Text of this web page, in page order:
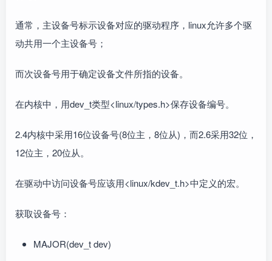
通常，主设备号标示设备对应的驱动程序，linux允许多个驱
动共用一个主设备号；
而次设备号用于确定设备文件所指的设备。
在内核中，用dev_t类型<linux/types.h>保存设备编号。
2.4内核中采用16位设备号(8位主，8位从)，而2.6采用32位，
12位主，20位从。
在驱动中访问设备号应该用<linux/kdev_t.h>中定义的宏。
获取设备号：
MAJOR(dev_t dev)